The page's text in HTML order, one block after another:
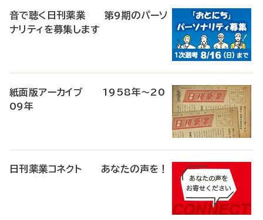
音で聴く日刊薬業 第9期のパーソ
ナリティを募集します
紙面版アーカイブ 1958年～20
09年
日刊薬業コネクト あなたの声を！